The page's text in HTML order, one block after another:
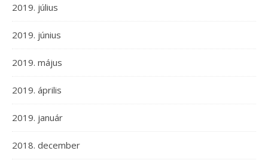
2019. július
2019. június
2019. május
2019. április
2019. január
2018. december